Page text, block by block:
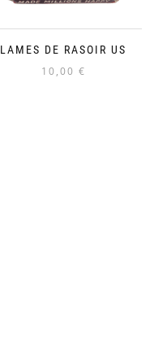
LAMES DE RASOIR US
10,00 €